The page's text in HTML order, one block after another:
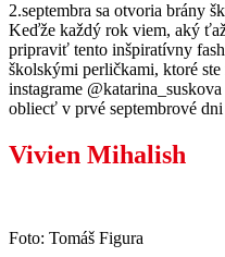
2.septembra sa otvoria brány
Keďže každý rok viem, aký
pripraviť tento inšpiratívny
školskými perličkami, ktoré
instagrame
obliecť v prvé septembrové
Vivien Mihalish
Foto: Tomáš Figura